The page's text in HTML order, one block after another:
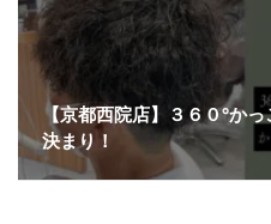
【京都西院店】３６０°か
決まり！